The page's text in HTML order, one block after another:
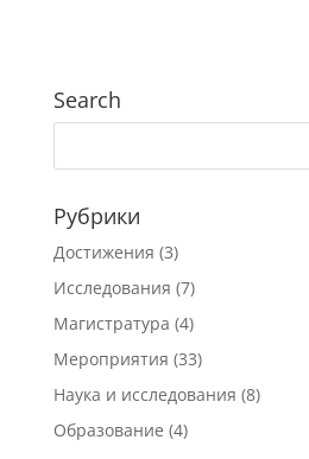
Search
Рубрики
Достижения (3)
Исследования (7)
Магистратура (4)
Мероприятия (33)
Наука и исследования (8)
Образование (4)